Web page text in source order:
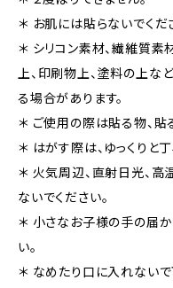
＊ お肌には貼らないでくだ
＊ シリコン素材、繊維質素
上、印刷物上、塗料の上な
る場合があります。
＊ ご使用の際は貼る物、貼
＊ はがす際は、ゆっくりと
＊ 火気周辺、直射日光、
ないでください。
＊ 小さなお子様の手の届
い。
＊ なめたり口に入れないで